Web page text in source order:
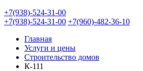
+7(938)-524-31-00
+7(938)-524-31-00 +7(960)-482-36-10
Главная
Услуги и цены
Строительство домов
К-111